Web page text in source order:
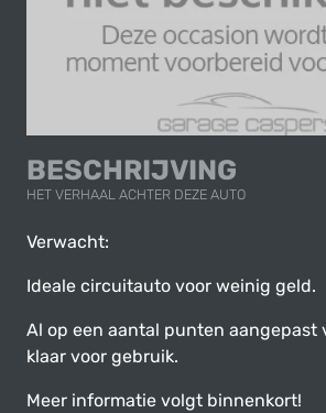
BESCHRIJVING
HET VERHAAL ACHTER DEZE AUTO
Verwacht:
Ideale circuitauto voor weinig geld.
Al op een aantal punten aangepast
klaar voor gebruik.
Meer informatie volgt binnenkort!